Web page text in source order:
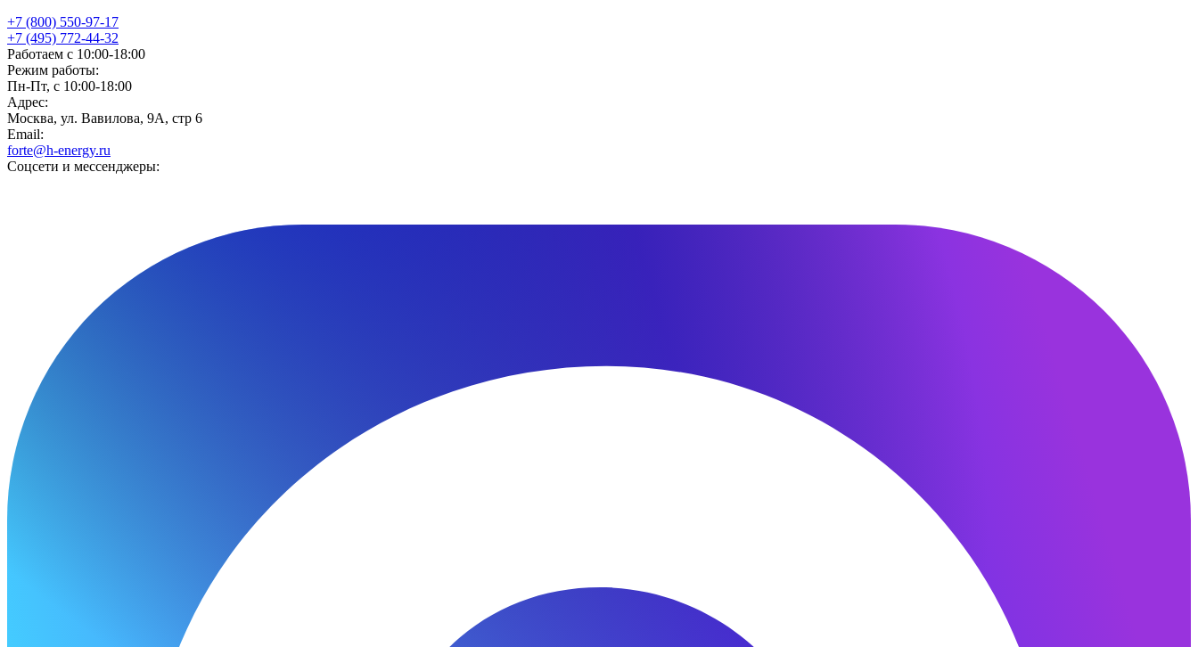
+7 (800) 550-97-17
+7 (495) 772-44-32
Работаем с 10:00-18:00
Режим работы:
Пн-Пт, с 10:00-18:00
Адрес:
Москва, ул. Вавилова, 9А, стр 6
Email:
forte@h-energy.ru
Соцсети и мессенджеры: